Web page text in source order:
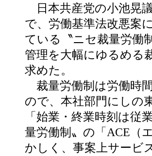
日本共産党の小池晃
で、労働基準法改悪案
ている〝ニセ裁量労働
管理を大幅にゆるめる
求めた。
裁量労働制は労働時
ので、本社部門にしの
「始業・終業時刻は従
量労働制〟の「ACE（
かしく、事案上サービ